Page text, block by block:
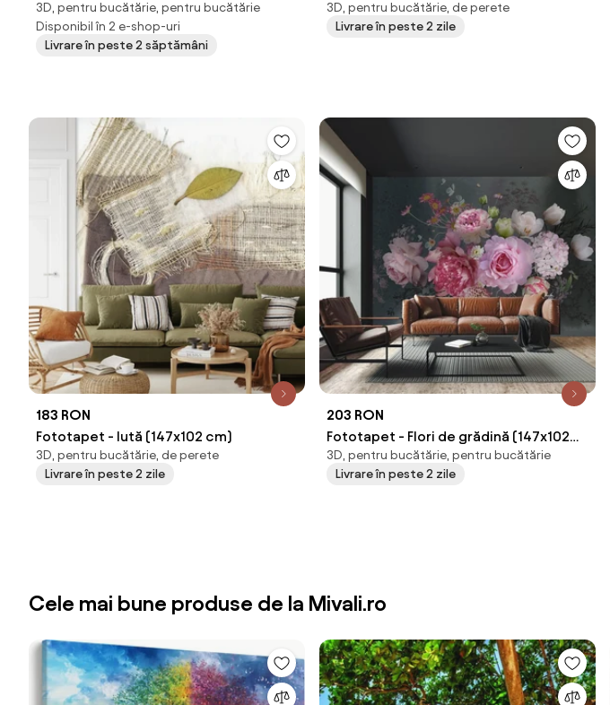
3D, pentru bucătărie, pentru bucătărie
Disponibil în 2 e-shop-uri
Livrare în peste 2 săptămâni
cm)
3D, pentru bucătărie, de perete
Livrare în peste 2 zile
183 RON
Fototapet - Iută (147x102 cm)
3D, pentru bucătărie, de perete
Livrare în peste 2 zile
203 RON
Fototapet - Flori de grădină (147x102
cm)
3D, pentru bucătărie, pentru bucătărie
Livrare în peste 2 zile
Cele mai bune produse de la Mivali.ro